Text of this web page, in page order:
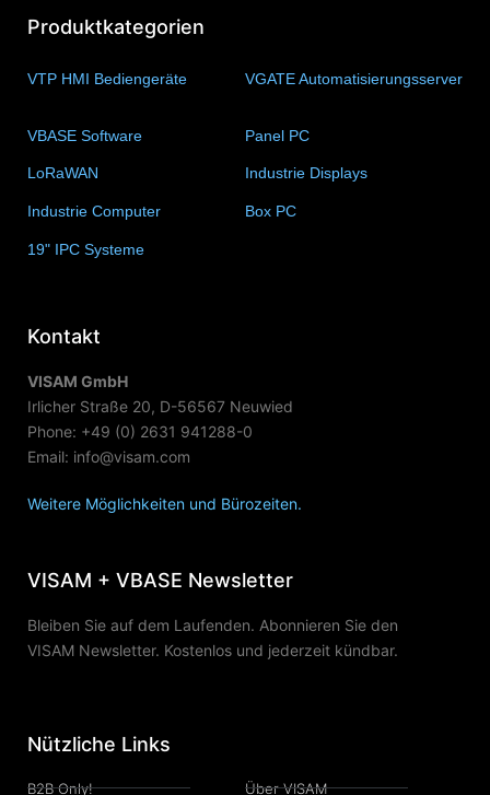
Produktkategorien
VTP HMI Bediengeräte
VGATE Automatisierungsserver
VBASE Software Panel PC
LoRaWAN Industrie Displays
Industrie Computer Box PC
19" IPC Systeme
Kontakt
VISAM GmbH
Irlicher Straße 20, D-56567 Neuwied
Phone: +49 (0) 2631 941288-0
Email: info@visam.com
Weitere Möglichkeiten und Bürozeiten.
VISAM + VBASE Newsletter
Bleiben Sie auf dem Laufenden. Abonnieren Sie den
VISAM Newsletter. Kostenlos und jederzeit kündbar.
Nützliche Links
B2B Only! Über VISAM